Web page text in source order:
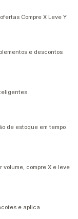
Compre X Leve Y
e descontos
de estoque em tempo
volume, compre X e leve
e aplica